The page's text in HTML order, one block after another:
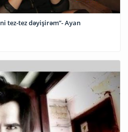
tez-tez dəyişirəm”- Ayan